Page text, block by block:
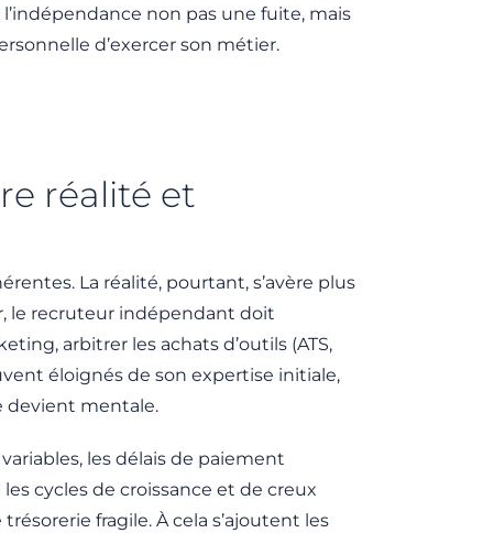
non pas une fuite, mais
d’exercer son métier.
réalité et
La réalité, pourtant, s’avère plus
le recruteur indépendant doit
arbitrer les achats d’outils (ATS,
éloignés de son expertise initiale,
devient mentale.
les délais de paiement
cycles de croissance et de creux
fragile. À cela s’ajoutent les